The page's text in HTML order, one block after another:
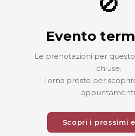
Evento
Le prenotazioni per
chiuse.
Torna presto per
Scopri i prossimi